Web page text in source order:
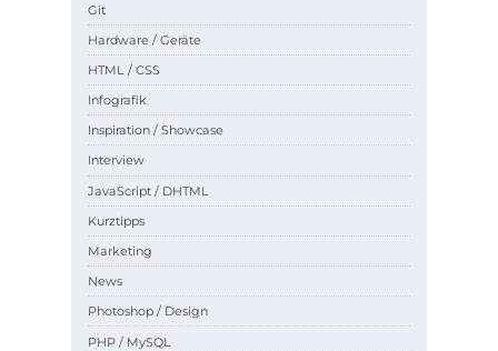
Git
Hardware / Geräte
HTML / CSS
Infografik
Inspiration / Showcase
Interview
JavaScript / DHTML
Kurztipps
Marketing
News
Photoshop / Design
PHP / MySQL